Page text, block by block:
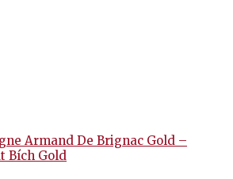
Armand De Brignac Gold –
Bích Gold